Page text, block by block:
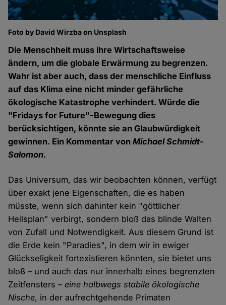
Foto by David Wirzba on Unsplash
Die Menschheit muss ihre Wirtschaftsweise
ändern, um die globale Erwärmung zu begrenzen.
Wahr ist aber auch, dass der menschliche Einfluss
auf das Klima eine nicht minder gefährliche
ökologische Katastrophe verhindert. Würde die
"Fridays for Future"-Bewegung dies
berücksichtigen, könnte sie an Glaubwürdigkeit
gewinnen. Ein Kommentar vonMichael Schmidt-
Salomon.
Das Universum, das wir beobachten können, verfügt
über exakt jene Eigenschaften, die es haben
müsste, wenn sich dahinter kein "göttlicher
Heilsplan" verbirgt, sondern bloß das blinde Walten
von Zufall und Notwendigkeit. Aus diesem Grund ist
die Erde kein "Paradies", in dem wir in ewiger
Glückseligkeit fortexistieren könnten, sie bietet uns
bloß – und auch das nur innerhalb eines begrenzten
Zeitfensters –eine halbwegs stabile ökologische
Nische, in der aufrechtgehende Primaten